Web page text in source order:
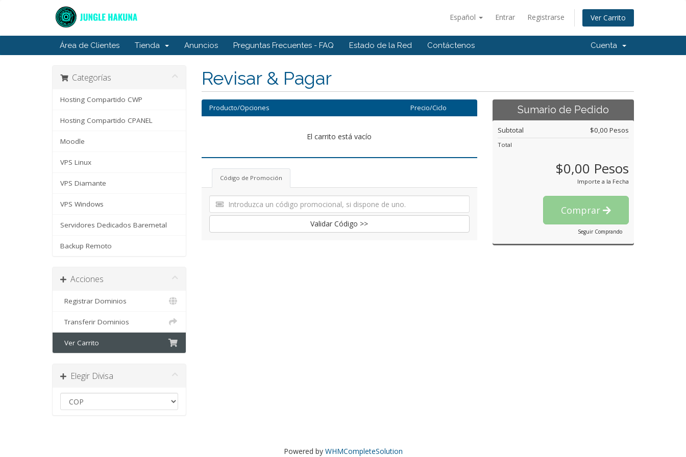
Español Entrar Registrarse Ver Carrito
Área de Clientes Tienda Anuncios Preguntas Frecuentes - FAQ Estado de la Red Contáctenos Cuenta
Categorías
Hosting Compartido CWP
Hosting Compartido CPANEL
Moodle
VPS Linux
VPS Diamante
VPS Windows
Servidores Dedicados Baremetal
Backup Remoto
Acciones
Registrar Dominios
Transferir Dominios
Ver Carrito
Elegir Divisa
Revisar & Pagar
Producto/Opciones Precio/Ciclo
El carrito está vacío
Código de Promoción
Validar Código >>
Sumario de Pedido
Subtotal $0,00 Pesos
Total
$0,00 Pesos
Importe a la Fecha
Comprar
Seguir Comprando
Powered by WHMCompleteSolution